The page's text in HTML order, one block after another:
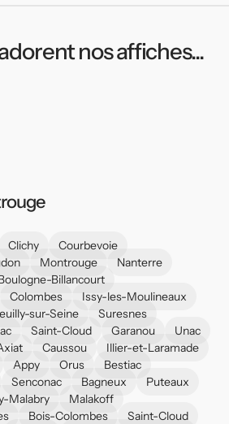
nos affiches...
Clichy
Courbevoie
Montrouge
Nanterre
Billancourt
Colombes
Issy-les-Moulineaux
sur-Seine
Suresnes
Saint-Cloud Garanou
Unac
Caussou
Illier-et-Laramade
Appy Orus
Bestiac
Senconac Bagneux
Puteaux
Malabry
Malakoff
Bois-Colombes
Saint-Cloud